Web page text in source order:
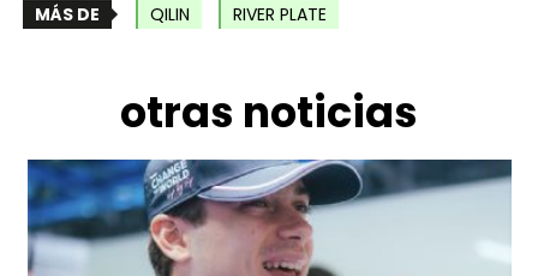
MÁS DE QILIN RIVER PLATE
otras noticias